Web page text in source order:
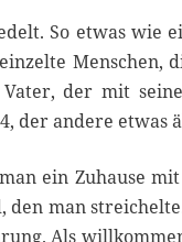
So etwas wie
Menschen,
der mit
der andere etwas
ein Zuhause
man
Als